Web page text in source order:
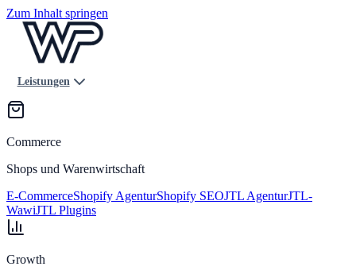
Zum Inhalt springen
Leistungen
Commerce
Shops und Warenwirtschaft
E-CommerceShopify AgenturShopify SEOJTL AgenturJTL-
WawiJTL Plugins
Growth